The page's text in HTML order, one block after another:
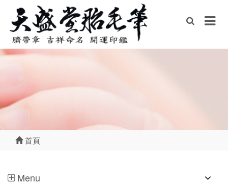
首頁
Menu